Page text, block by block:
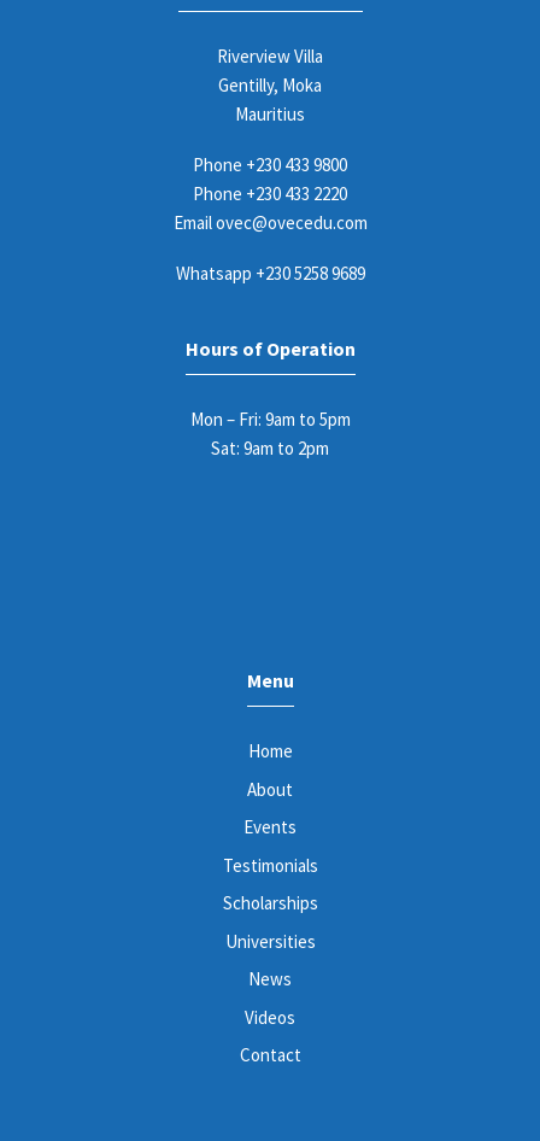
Riverview Villa
Gentilly, Moka
Mauritius
Phone +230 433 9800
Phone +230 433 2220
Emailovec@ovecedu.com
Whatsapp +230 5258 9689
Hours of Operation
Mon – Fri: 9am to 5pm
Sat: 9am to 2pm
Menu
Home
About
Events
Testimonials
Scholarships
Universities
News
Videos
Contact